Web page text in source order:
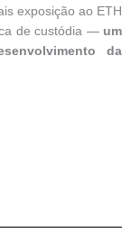
exposição ao ETH
de custódia — um
da